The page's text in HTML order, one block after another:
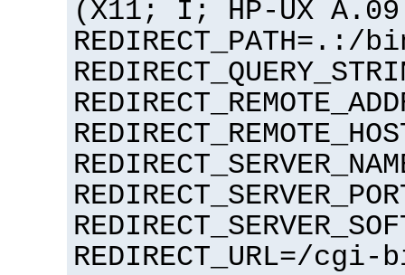
(X11; I; HP-UX
REDIRECT_URL=/